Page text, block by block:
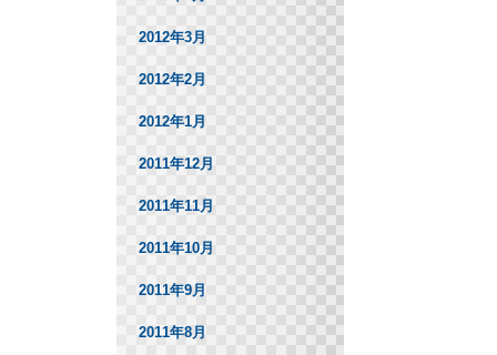
2012年3月
2012年2月
2012年1月
2011年12月
2011年11月
2011年10月
2011年9月
2011年8月